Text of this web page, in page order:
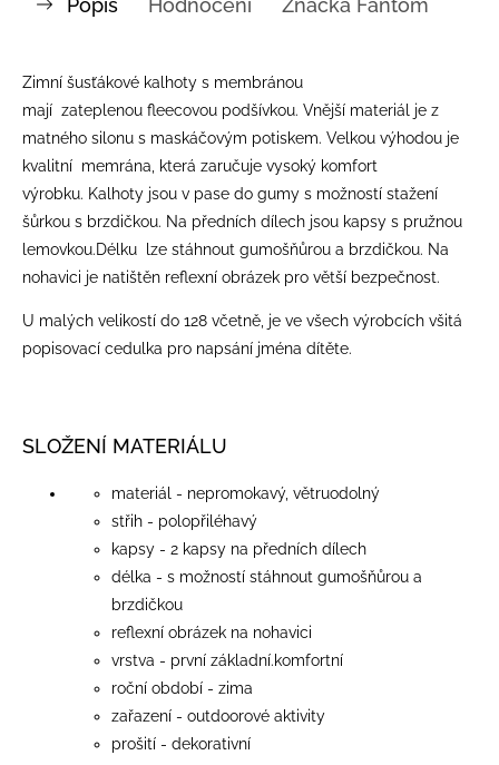
Zimní šusťákové kalhoty s membránou
mají zateplenou fleecovou podšívkou. Vnější materiál je z
matného silonu s maskáčovým potiskem. Velkou výhodou je
kvalitní memrána, která zaručuje vysoký komfort
výrobku. Kalhoty jsou v pase do gumy s možností stažení
šůrkou s brzdičkou. Na předních dílech jsou kapsy s pružnou
lemovkou.Délku lze stáhnout gumošňůrou a brzdičkou. Na
nohavici je natištěn reflexní obrázek pro větší bezpečnost.
U malých velikostí do 128 včetně, je ve všech výrobcích všitá
popisovací cedulka pro napsání jména dítěte.
SLOŽENÍ MATERIÁLU
materiál - nepromokavý, větruodolný
střih - polopřiléhavý
kapsy - 2 kapsy na předních dílech
délka - s možností stáhnout gumošňůrou a
brzdičkou
reflexní obrázek na nohavici
vrstva - první základní.komfortní
roční období - zima
zařazení - outdoorové aktivity
prošití - dekorativní